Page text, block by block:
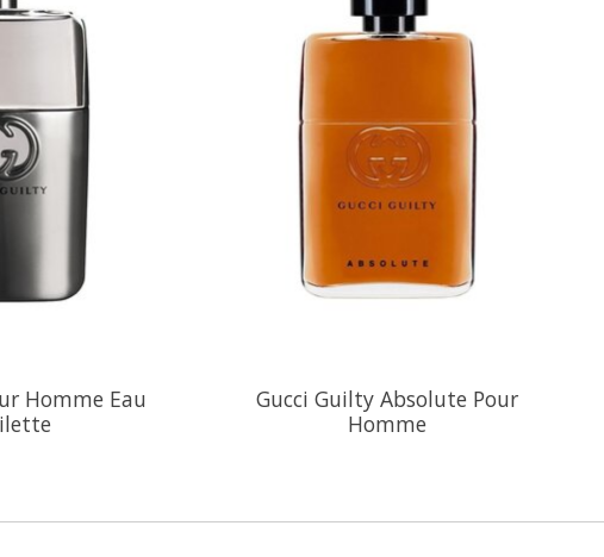
Homme Eau
Gucci Guilty Absolute Pour
Homme